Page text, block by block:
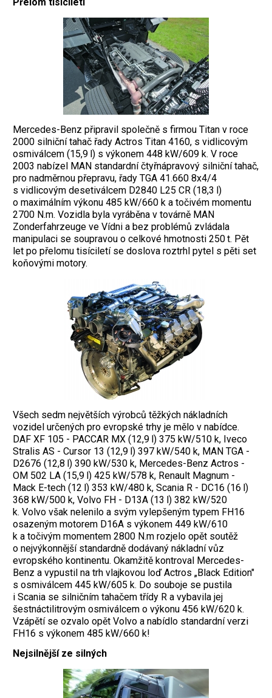
Přelom tisíciletí
Mercedes-Benz připravil společně s firmou Titan v roce
2000 silniční tahač řady Actros Titan 4160, s vidlicovým
osmiválcem (15,9 l) s výkonem 448 kW/609 k. V roce
2003 nabízel MAN standardní čtyřnápravový silniční tahač,
pro nadměrnou přepravu, řady TGA 41.660 8x4/4
s vidlicovým desetiválcem D2840 L25 CR (18,3 l)
o maximálním výkonu 485 kW/660 k a točivém momentu
2700 N.m. Vozidla byla vyráběna v továrně MAN
Zonderfahrzeuge ve Vídni a bez problémů zvládala
manipulaci se soupravou o celkové hmotnosti 250 t. Pět
let po přelomu tisíciletí se doslova roztrhl pytel s pěti set
koňovými motory.
Všech sedm největších výrobců těžkých nákladních
vozidel určených pro evropské trhy je mělo v nabídce.
DAF XF 105 - PACCAR MX (12,9 l) 375 kW/510 k, Iveco
Stralis AS - Cursor 13 (12,9 l) 397 kW/540 k, MAN TGA -
D2676 (12,8 l) 390 kW/530 k, Mercedes-Benz Actros -
OM 502 LA (15,9 l) 425 kW/578 k, Renault Magnum -
Mack E-tech (12 l) 353 kW/480 k, Scania R - DC16 (16 l)
368 kW/500 k, Volvo FH - D13A (13 l) 382 kW/520
k. Volvo však nelenilo a svým vylepšeným typem FH16
osazeným motorem D16A s výkonem 449 kW/610
k a točivým momentem 2800 N.m rozjelo opět soutěž
o nejvýkonnější standardně dodávaný nákladní vůz
evropského kontinentu. Okamžitě kontroval Mercedes-
Benz a vypustil na trh vlajkovou loď Actros „Black Edition"
s osmiválcem 445 kW/605 k. Do souboje se pustila
i Scania se silničním tahačem třídy R a vybavila jej
šestnáctilitrovým osmiválcem o výkonu 456 kW/620 k.
Vzápětí se ozvalo opět Volvo a nabídlo standardní verzi
FH16 s výkonem 485 kW/660 k!
Nejsilnější ze silných